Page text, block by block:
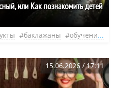
или Как познакомить детей
баклажаны обучение малыша
15.06.2026 / 17:11